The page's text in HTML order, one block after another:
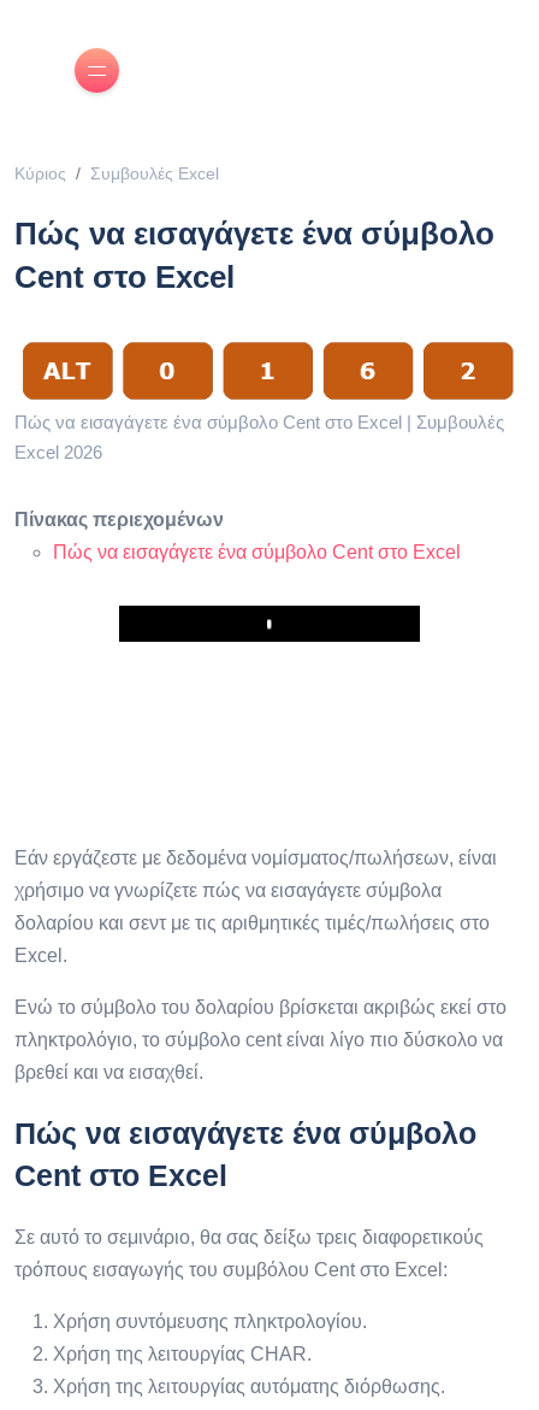
Κύριος Συμβουλές Excel
Πώς να εισαγάγετε ένα σύμβολο
Cent στο Excel
Πώς να εισαγάγετε ένα σύμβολο Cent στο Excel | Συμβουλές
Excel 2026
Πίνακας περιεχομένων
Πώς να εισαγάγετε ένα σύμβολο Cent στο Excel
Play
Εάν εργάζεστε με δεδομένα νομίσματος/πωλήσεων, είναι
χρήσιμο να γνωρίζετε πώς να εισαγάγετε σύμβολα
δολαρίου και σεντ με τις αριθμητικές τιμές/πωλήσεις στο
Excel.
Ενώ το σύμβολο του δολαρίου βρίσκεται ακριβώς εκεί στο
πληκτρολόγιο, το σύμβολο cent είναι λίγο πιο δύσκολο να
βρεθεί και να εισαχθεί.
Πώς να εισαγάγετε ένα σύμβολο
Cent στο Excel
Σε αυτό το σεμινάριο, θα σας δείξω τρεις διαφορετικούς
τρόπους εισαγωγής του συμβόλου Cent στο Excel:
Χρήση συντόμευσης πληκτρολογίου.
Χρήση της λειτουργίας CHAR.
Χρήση της λειτουργίας αυτόματης διόρθωσης.